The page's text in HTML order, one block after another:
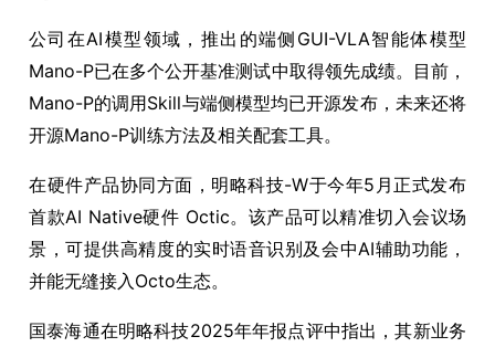
公司在AI模型领域，推出的端侧GUI-VLA智能体模型
Mano-P已在多个公开基准测试中取得领先成绩。目前，
Mano-P的调用Skill与端侧模型均已开源发布，未来还将
开源Mano-P训练方法及相关配套工具。
在硬件产品协同方面，明略科技-W于今年5月正式发布
首款AI Native硬件 Octic。该产品可以精准切入会议场
景，可提供高精度的实时语音识别及会中AI辅助功能，
并能无缝接入Octo生态。
国泰海通在明略科技2025年年报点评中指出，其新业务